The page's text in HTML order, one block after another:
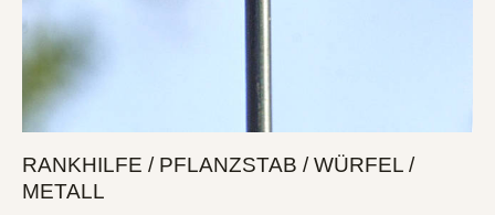
RANKHILFE / PFLANZSTAB / WÜRFEL /
METALL